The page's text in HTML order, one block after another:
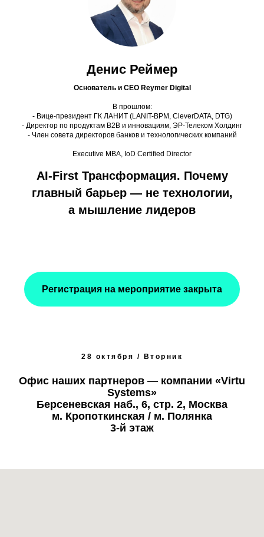
Денис Реймер
Основатель и CEO Reymer Digital
В прошлом:
- Вице-президент ГК ЛАНИТ (LANIT-BPM, CleverDATA, DTG)
- Директор по продуктам B2B и инновациям, ЭР-Телеком Холдинг
- Член совета директоров банков и технологических компаний
Executive MBA, IoD Certified Director
AI-First Трансформация. Почему
главный барьер — не технологии,
а мышление лидеров
Регистрация на мероприятие закрыта
28 октября / Вторник
Офис наших партнеров — компании «Virtu
Systems»
Берсеневская наб., 6, стр. 2, Москва
м. Кропоткинская / м. Полянка
3-й этаж